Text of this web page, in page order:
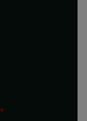
*